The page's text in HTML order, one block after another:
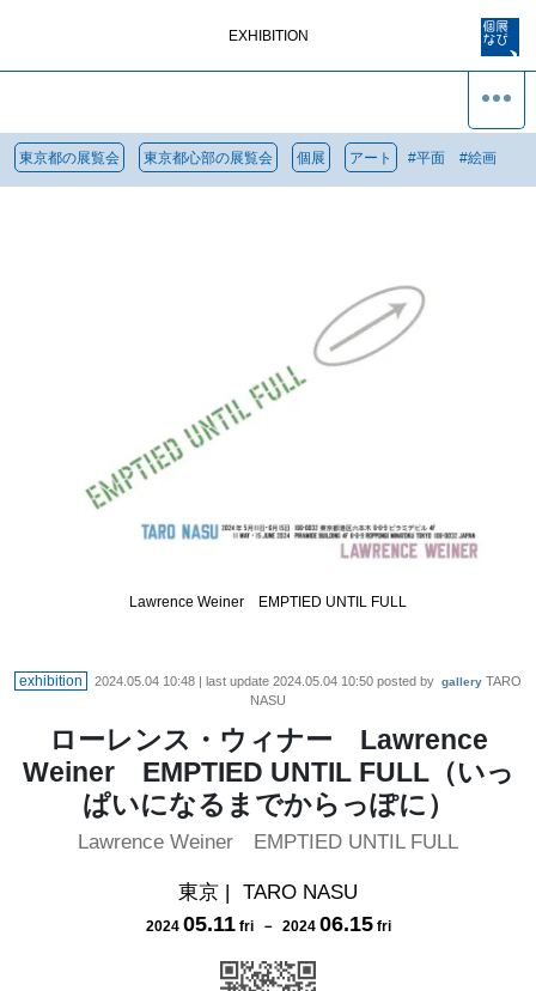
EXHIBITION
東京都の展覧会 東京都心部の展覧会 個展 アート #平面 #絵画
Lawrence Weiner EMPTIED UNTIL FULL
exhibition 2024.05.04 10:48 | last update 2024.05.04 10:50 posted by gallery TARO
NASU
ローレンス・ウィナー Lawrence
Weiner EMPTIED UNTIL FULL（いっ
ぱいになるまでからっぽに）
Lawrence Weiner EMPTIED UNTIL FULL
東京 | TARO NASU
2024 05.11 fri－ 2024 06.15 fri